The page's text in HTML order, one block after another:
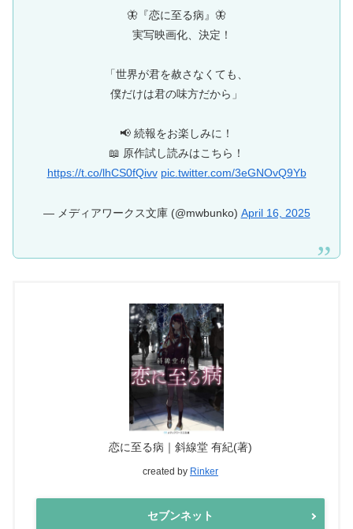
🦋『恋に至る病』🦋
実写映画化、決定！
「世界が君を赦さなくても、
僕だけは君の味方だから」
📢 続報をお楽しみに！
📖 原作試し読みはこちら！
https://t.co/lhCS0fQivv pic.twitter.com/3eGNOvQ9Yb
— メディアワークス文庫 (@mwbunko) April 16, 2025
恋に至る病｜斜線堂 有紀(著)
created by Rinker
セブンネット